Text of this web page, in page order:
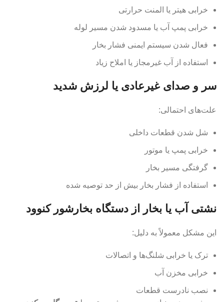
خرابی هیتر یا المنت حرارتی
خرابی پمپ آب یا مسدود شدن مسیر لوله
فعال شدن سیستم ایمنی فشار بخار
استفاده از آب غیرمجاز یا املاح زیاد
سر و صدای غیرعادی یا لرزش شدید
علت‌های احتمالی:
شل شدن قطعات داخلی
خرابی پمپ یا موتور
گرفتگی مسیر بخار
استفاده از فشار بخار بیش از حد توصیه شده
نشتی آب یا بخار از دستگاه بخارشور کنوود
این مشکل معمولاً به دلیل:
ترک یا خرابی شلنگ‌ها و اتصالات
خرابی مخزن آب
نصب نادرست قطعات